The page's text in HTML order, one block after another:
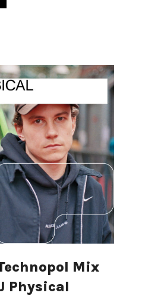
Mix
Physical